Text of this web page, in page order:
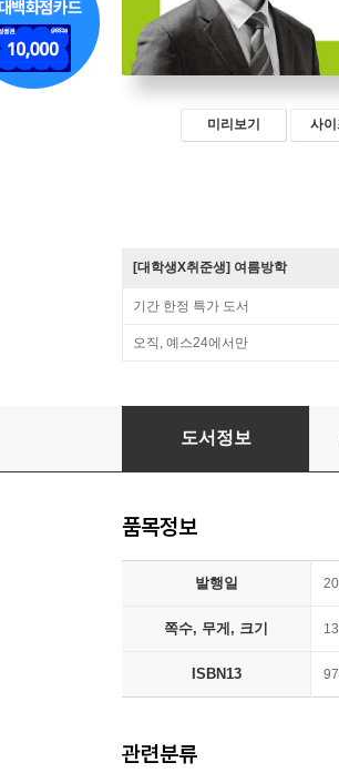
미리보기 사이
[대학생X취준생] 여름방학
기간 한정 특가 도서
오직, 예스24에서만
AI 시대 기술 거버넌스와
도서정보
품목정보
발행일
쪽수, 무게, 크기
ISBN13
관련분류